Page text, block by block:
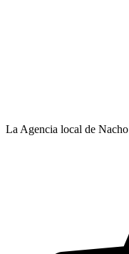
La Agencia local de Nacho